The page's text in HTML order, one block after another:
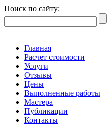
Поиск по сайту:
Главная
Расчет стоимости
Услуги
Отзывы
Цены
Выполненные работы
Мастера
Публикации
Контакты